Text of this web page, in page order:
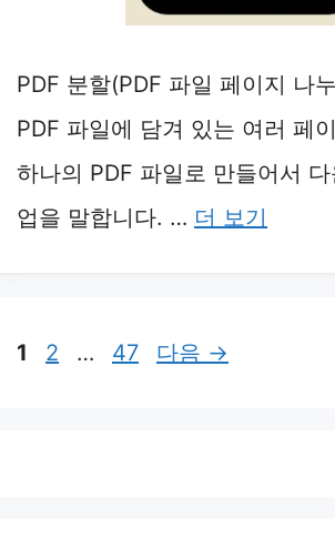
PDF 분할(PDF 파일 페이지 나
PDF 파일에 담겨 있는 여러 페
하나의 PDF 파일로 만들어서
업을 말합니다. … 더 보기
페
1
페
2 …
페
47 다음 →